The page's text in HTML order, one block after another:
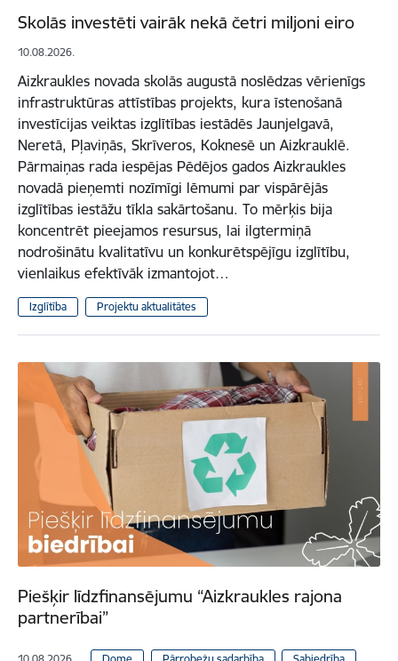
Skolās investēti vairāk nekā četri miljoni eiro
10.08.2026.
Aizkraukles novada skolās augustā noslēdzas vērienīgs
infrastruktūras attīstības projekts, kura īstenošanā
investīcijas veiktas izglītības iestādēs Jaunjelgavā,
Neretā, Pļaviņās, Skrīveros, Koknesē un Aizkrauklē.
Pārmaiņas rada iespējas Pēdējos gados Aizkraukles
novadā pieņemti nozīmīgi lēmumi par vispārējās
izglītības iestāžu tīkla sakārtošanu. To mērķis bija
koncentrēt pieejamos resursus, lai ilgtermiņā
nodrošinātu kvalitatīvu un konkurētspējīgu izglītību,
vienlaikus efektīvāk izmantojot…
Izglītība Projektu aktualitātes
Piešķir līdzfinansējumu “Aizkraukles rajona
partnerībai”